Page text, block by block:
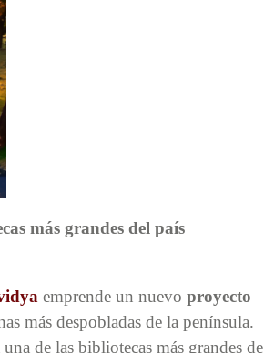
más grandes del país
emprende un nuevo proyecto
más despobladas de la península.
de las bibliotecas más grandes de